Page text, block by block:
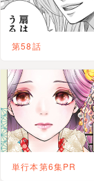
2024/6/6
2023/9/
2023/7/
2023/6/
第58話
単行本第6集PR